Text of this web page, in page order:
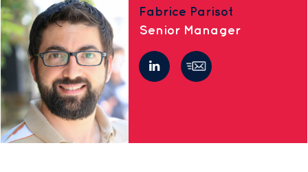
Fabrice Parisot
Senior Manager